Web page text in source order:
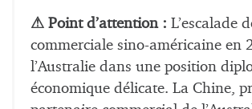
⚠ Point d’attention : L’escalade
commerciale sino-américaine en
l’Australie dans une position
économique délicate. La Chine,